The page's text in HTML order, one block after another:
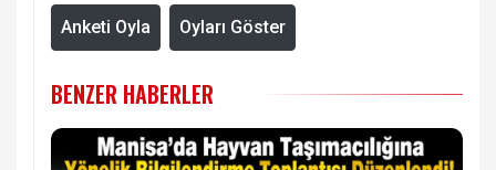
Anketi Oyla Oyları Göster
BENZER HABERLER